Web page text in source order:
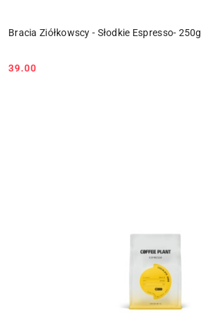
Bracia Ziółkowscy - Słodkie Espresso- 250g
Cena:
39.00